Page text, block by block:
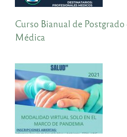
Curso Bianual de
Médica